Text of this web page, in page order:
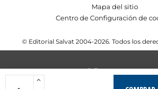
Mapa del sitio
Centro de Configuración de
© Editorial Salvat 2004-2026. Todos los